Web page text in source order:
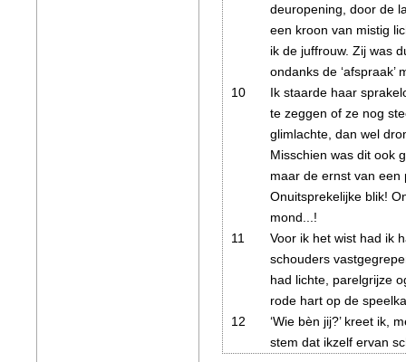
deuropening, door de
een kroon van mistig
ik de juffrouw. Zij was
ondanks de ‘afspraak’
10
Ik staarde haar
te zeggen of ze nog
glimlachte, dan wel
Misschien was dit ook
maar de ernst van een
Onuitsprekelijke blik!
mond...!
11
Voor ik het wist had ik
schouders
had lichte, parelgrijze
rode hart op de
12
‘Wie bèn jij?’ kreet ik,
stem dat ikzelf ervan